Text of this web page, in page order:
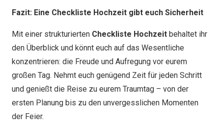
Fazit: Eine Checkliste Hochzeit gibt euch Sicherheit
Mit einer strukturierten Checkliste Hochzeit behaltet ihr
den Überblick und könnt euch auf das Wesentliche
konzentrieren: die Freude und Aufregung vor eurem
großen Tag. Nehmt euch genügend Zeit für jeden Schritt
und genießt die Reise zu eurem Traumtag – von der
ersten Planung bis zu den unvergesslichen Momenten
der Feier.